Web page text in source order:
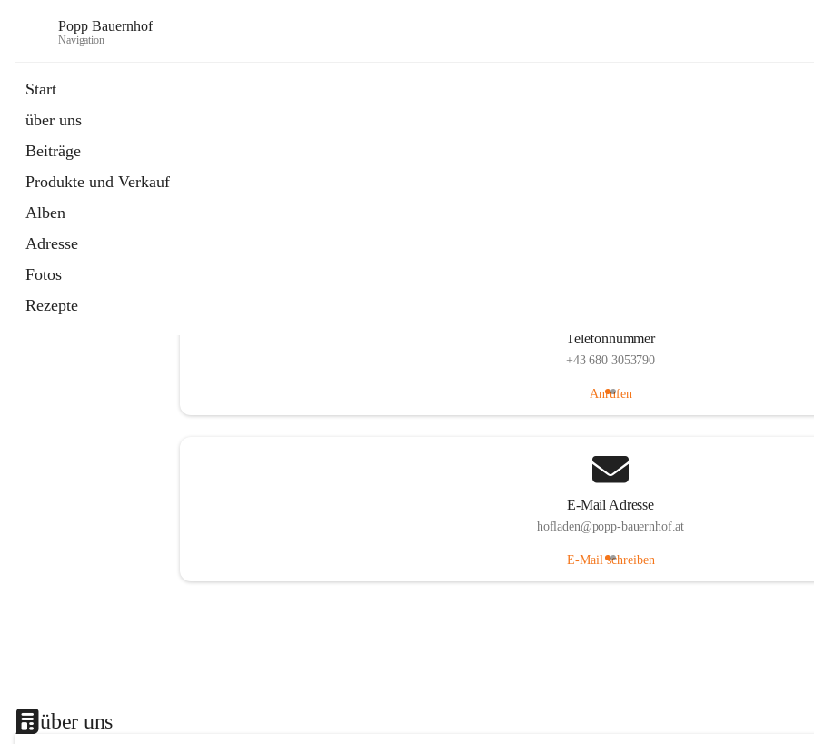
Popp Bauernhof
Navigation
Start
über uns
Beiträge
Produkte und Verkauf
Alben
Adresse
Fotos
Rezepte
Telefonnummer
+43 680 3053790
Anrufen
E-Mail Adresse
hofladen@popp-bauernhof.at
E-Mail schreiben
über uns